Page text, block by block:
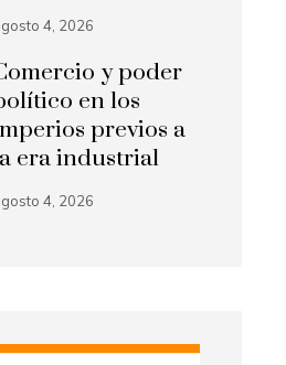
4, 2026
y poder
en los
previos a
era industrial
4, 2026